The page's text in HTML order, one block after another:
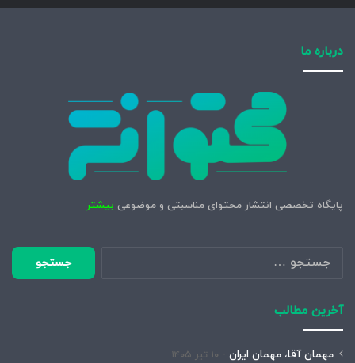
درباره ما
پایگاه تخصصی انتشار محتوای مناسبتی و موضوعی بیشتر
جستجو
برای:
آخرین مطالب
مهمان آقا، مهمان ایران ۱۰ تیر ۱۴۰۵